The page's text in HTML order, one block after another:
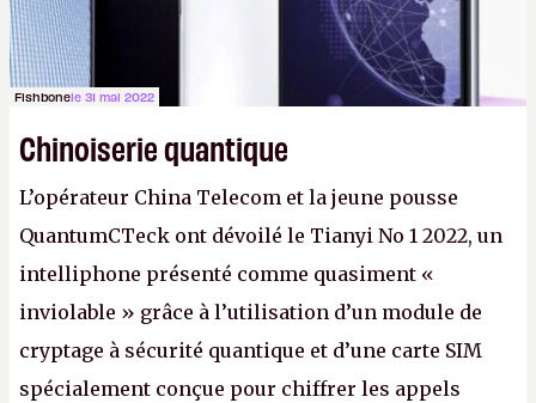
Fishbonele 31 mai 2022
Chinoiserie quantique
L’opérateur China Telecom et la jeune pousse
QuantumCTeck ont dévoilé le Tianyi No 1 2022, un
intelliphone présenté comme quasiment «
inviolable » grâce à l’utilisation d’un module de
cryptage à sécurité quantique et d’une carte SIM
spécialement conçue pour chiffrer les appels